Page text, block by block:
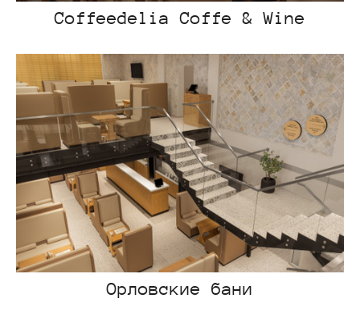
Coffeedelia Coffe & Wine
Орловские бани